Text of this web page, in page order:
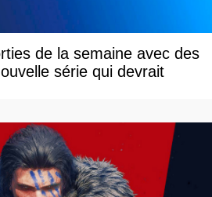
de la semaine avec des
série qui devrait